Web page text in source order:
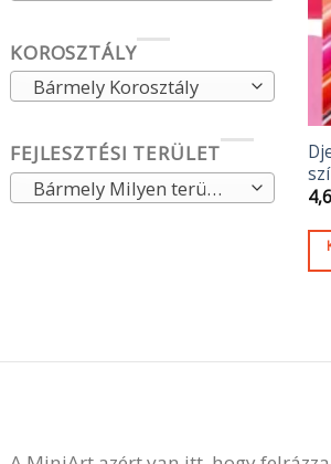
KOROSZTÁLY
Bármely Korosztály
FEJLESZTÉSI TERÜLET
Bármely Milyen területet fejleszt